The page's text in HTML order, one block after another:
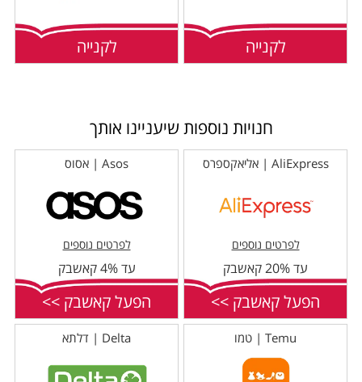
לקנייה לקנייה
חנויות נוספות שיעניינו אותך
AliExpress | אליאקספרס
לפרטים נוספים
עד 20% קאשבק
הפעל קאשבק >>
Asos | אסוס
לפרטים נוספים
עד 4% קאשבק
הפעל קאשבק >>
Temu | טמו Delta | דלתא